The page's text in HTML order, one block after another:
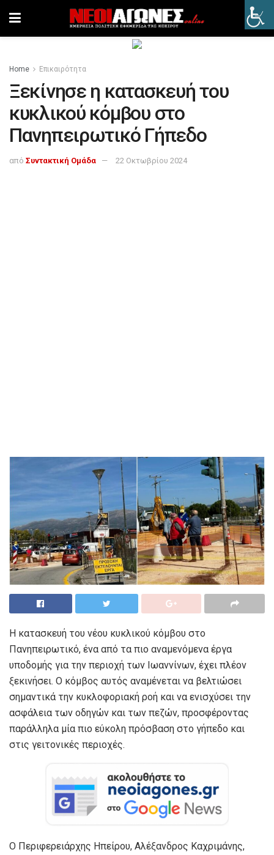
Home Επικαιρότητα
Ξεκίνησε η κατασκευή του
κυκλικού κόμβου στο
Πανηπειρωτικό Γήπεδο
από Συντακτική Ομάδα 22 Οκτωβρίου 2024
Η κατασκευή του νέου κυκλικού κόμβου στο
Πανηπειρωτικό, ένα από τα πιο αναμενόμενα έργα
υποδομής για την περιοχή των Ιωαννίνων, έχει πλέον
ξεκινήσει. Ο κόμβος αυτός αναμένεται να βελτιώσει
σημαντικά την κυκλοφοριακή ροή και να ενισχύσει την
ασφάλεια των οδηγών και των πεζών, προσφέροντας
παράλληλα μία πιο εύκολη πρόσβαση στο γήπεδο και
στις γειτονικές περιοχές.
Ο Περιφερειάρχης Ηπείρου, Αλέξανδρος Καχριμάνης,